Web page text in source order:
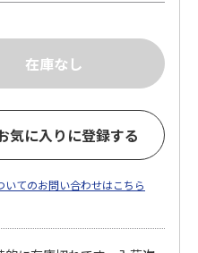
気に入りに登録する
いてのお問い合わせはこちら